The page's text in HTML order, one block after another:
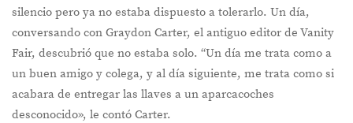
silencio pero ya no estaba dispuesto a tolerarlo. Un día,
conversando con Graydon Carter, el antiguo editor de Vanity
Fair, descubrió que no estaba solo. “Un día me trata como a
un buen amigo y colega, y al día siguiente, me trata como si
acabara de entregar las llaves a un aparcacoches
desconocido», le contó Carter.